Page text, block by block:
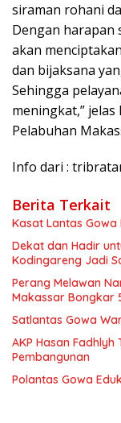
siraman rohani
Dengan harapan
akan
dan bijaksana
Sehingga
meningkat,” jelas
Pelabuhan
Info dari :
Berita Terkait
Kasat Lantas Gowa
Dekat dan Hadir
Kodingareng Jadi
Perang Melawan
Makassar Bongkar
Satlantas Gowa
AKP Hasan
Pembangunan
Polantas Gowa